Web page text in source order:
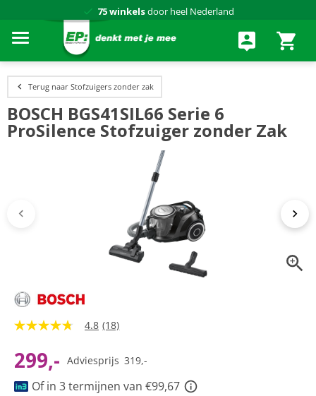
75 winkelsdoor heel Nederland
Terug naar Stofzuigers zonder zak
BOSCH BGS41SIL66 Serie 6
ProSilence Stofzuiger zonder Zak
4.8
5
sterren,
gemiddelde
scorewaarde.
4.8 (18)
299,- Adviesprijs 319,-
Of in 3 termijnen van €99,67